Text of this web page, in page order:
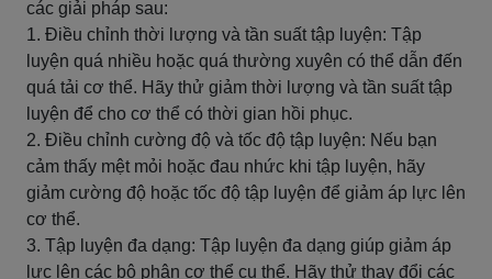
các giải pháp sau:
1. Điều chỉnh thời lượng và tần suất tập luyện: Tập
luyện quá nhiều hoặc quá thường xuyên có thể dẫn đến
quá tải cơ thể. Hãy thử giảm thời lượng và tần suất tập
luyện để cho cơ thể có thời gian hồi phục.
2. Điều chỉnh cường độ và tốc độ tập luyện: Nếu bạn
cảm thấy mệt mỏi hoặc đau nhức khi tập luyện, hãy
giảm cường độ hoặc tốc độ tập luyện để giảm áp lực lên
cơ thể.
3. Tập luyện đa dạng: Tập luyện đa dạng giúp giảm áp
lực lên các bộ phận cơ thể cụ thể. Hãy thử thay đổi các